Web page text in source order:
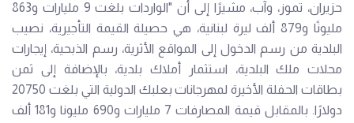
حزيران، تموز، وآب، مشيرًا إلى أن "الواردات بلغت 9 مليارات و863
مليونًا و879 ألف ليرة لبنانية، هي حصيلة القيمة التأجيرية، نصيب
البلدية من رسم الدخول إلى المواقع الأثرية، رسم الذبحية، إيجارات
محلات ملك البلدية، استثمار أملاك بلدية، بالإضافة إلى ثمن
بطاقات الحفلة الأخيرة لمهرجانات بعلبك الدولية التي بلغت 20750
دولارًا. بالمقابل قيمة المصارفات 7 مليارات و690 مليونا و181 ألف